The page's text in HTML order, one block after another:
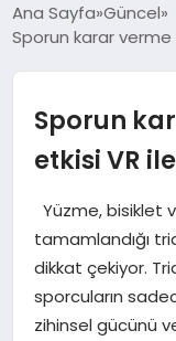
EĞITIM
EKONOMI
MAGAZIN
Ana Sayfa Güncel
Sporun karar verme
Sporun
etkisi VR
Yüzme, bisiklet
tamamlandığı
dikkat çekiyor.
sporcuların
zihinsel gücünü